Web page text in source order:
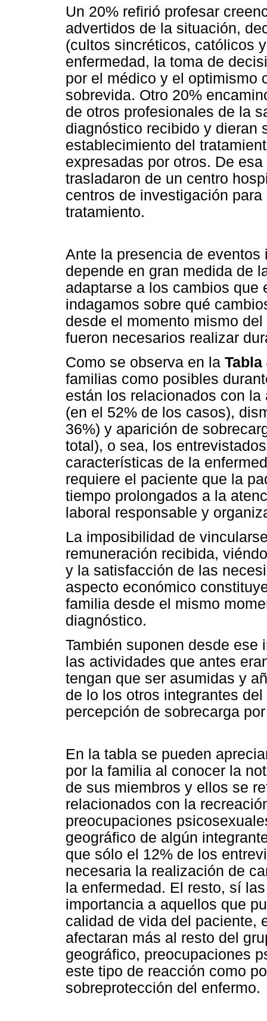
Un 20% refirió profesar
advertidos de la situación,
(cultos sincréticos, católicos
enfermedad, la toma de
por el médico y el optimismo
sobrevida. Otro 20%
de otros profesionales de la
diagnóstico recibido y dieran
establecimiento del
expresadas por otros. De
trasladaron de un centro
centros de investigación
tratamiento.
Ante la presencia de
depende en gran medida de
adaptarse a los cambios que
indagamos sobre qué
desde el momento mismo
fueron necesarios realizar
Como se observa en la Tabla
familias como posibles
están los relacionados con
(en el 52% de los casos),
36%) y aparición de
total), o sea, los
características de la
requiere el paciente que la
tiempo prolongados a la
laboral responsable y
La imposibilidad de
remuneración recibida,
y la satisfacción de las
aspecto económico
familia desde el mismo
diagnóstico.
También suponen desde ese
las actividades que antes
tengan que ser asumidas y
de lo los otros integrantes
percepción de sobrecarga
En la tabla se pueden
por la familia al conocer la
de sus miembros y ellos se
relacionados con la
preocupaciones
geográfico de algún
que sólo el 12% de los
necesaria la realización de
la enfermedad. El resto, sí
importancia a aquellos que
calidad de vida del paciente,
afectaran más al resto del
geográfico, preocupaciones
este tipo de reacción como
sobreprotección del enfermo.